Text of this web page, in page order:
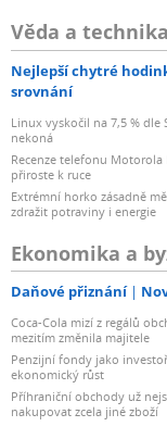
Věda a technika
Nejlepší chytré
srovnání
Linux vyskočil na 7,5 %
nekoná
Recenze telefonu
přiroste k ruce
Extrémní horko zásadně
zdražit potraviny i energie
Ekonomika a
Daňové přiznání
Coca-Cola mizí z regálů
mezitím změnila majitele
Penzijní fondy jako
ekonomický růst
Příhraniční obchody už
nakupovat zcela jiné zboží